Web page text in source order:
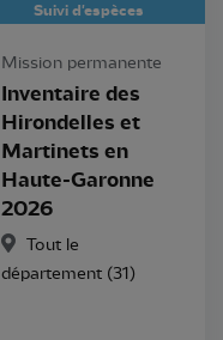
Suivi d'espèces
Mission permanente
Inventaire des
Hirondelles et
Martinets en
Haute-Garonne
2026
Tout le
département (31)